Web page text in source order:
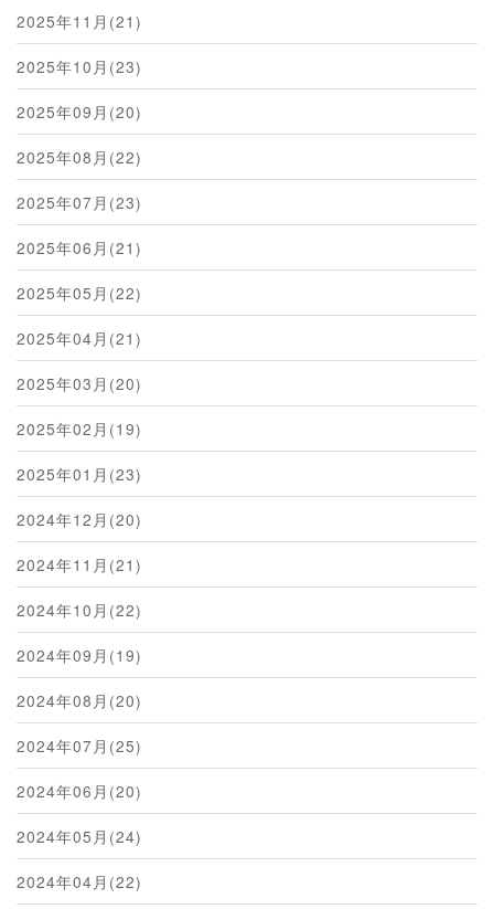
2025年11月(21)
2025年10月(23)
2025年09月(20)
2025年08月(22)
2025年07月(23)
2025年06月(21)
2025年05月(22)
2025年04月(21)
2025年03月(20)
2025年02月(19)
2025年01月(23)
2024年12月(20)
2024年11月(21)
2024年10月(22)
2024年09月(19)
2024年08月(20)
2024年07月(25)
2024年06月(20)
2024年05月(24)
2024年04月(22)